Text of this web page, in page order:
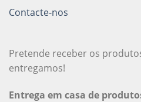
Contacte-nos
Pretende receber os
entregamos!
Entrega em casa de